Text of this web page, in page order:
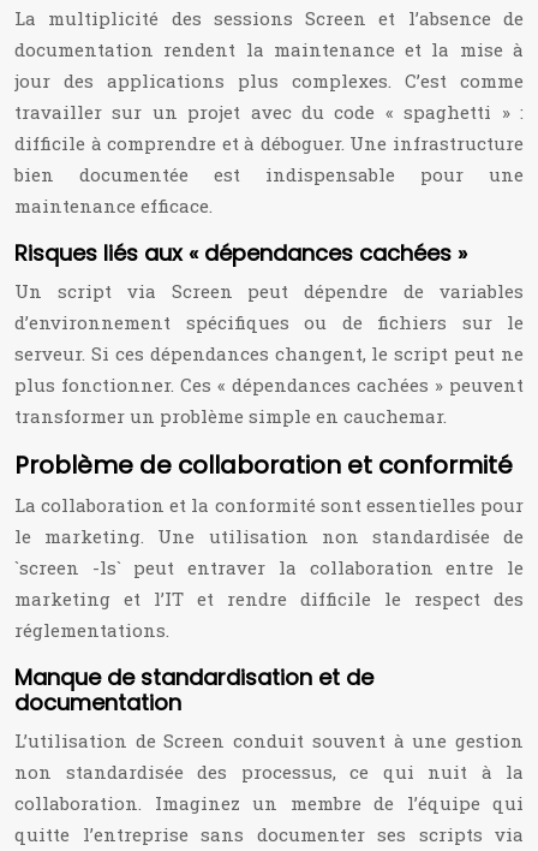
La multiplicité des sessions Screen et l’absence de
documentation rendent la maintenance et la mise à
jour des applications plus complexes. C’est comme
travailler sur un projet avec du code « spaghetti » :
difficile à comprendre et à déboguer. Une infrastructure
bien documentée est indispensable pour une
maintenance efficace.
Risques liés aux « dépendances cachées »
Un script via Screen peut dépendre de variables
d’environnement spécifiques ou de fichiers sur le
serveur. Si ces dépendances changent, le script peut ne
plus fonctionner. Ces « dépendances cachées » peuvent
transformer un problème simple en cauchemar.
Problème de collaboration et conformité
La collaboration et la conformité sont essentielles pour
le marketing. Une utilisation non standardisée de
`screen -ls` peut entraver la collaboration entre le
marketing et l’IT et rendre difficile le respect des
réglementations.
Manque de standardisation et de
documentation
L’utilisation de Screen conduit souvent à une gestion
non standardisée des processus, ce qui nuit à la
collaboration. Imaginez un membre de l’équipe qui
quitte l’entreprise sans documenter ses scripts via